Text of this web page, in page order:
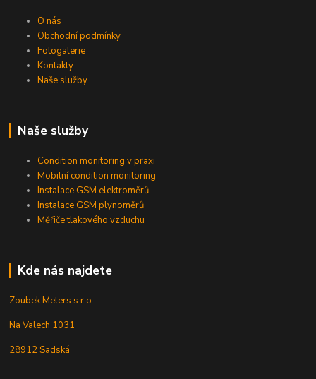
O nás
Obchodní podmínky
Fotogalerie
Kontakty
Naše služby
Naše služby
Condition monitoring v praxi
Mobilní condition monitoring
Instalace GSM elektroměrů
Instalace GSM plynoměrů
Měřiče tlakového vzduchu
Kde nás najdete
Zoubek Meters s.r.o.
Na Valech 1031
28912 Sadská